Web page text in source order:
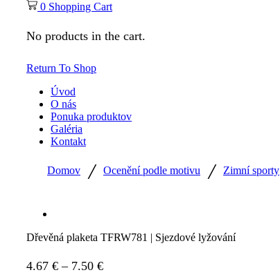
0 Shopping Cart
No products in the cart.
Return To Shop
Úvod
O nás
Ponuka produktov
Galéria
Kontakt
Domov / Ocenění podle motivu / Zimní sporty
Dřevěná plaketa TFRW781 | Sjezdové lyžování
4.67 € – 7.50 €Price